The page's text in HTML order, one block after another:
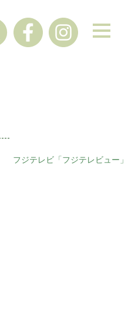
フジテレビ「フジテレビュー」